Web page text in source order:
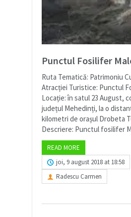
Punctul Fosilifer
Ruta Tematică: Patrimoniu
Atracției Turistice: Punctul
Locație: în satul 23 August,
județul Mehedinți, la o
kilometri de orașul Drobeta
Descriere: Punctul fosilifer
READ MORE
joi, 9 august 2018 at 18:58
Radescu Carmen